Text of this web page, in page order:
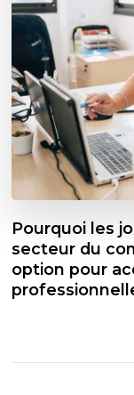
Pourquoi les
secteur du
option pour